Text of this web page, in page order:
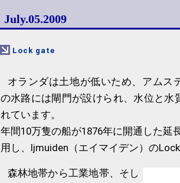
July.05.2009
Lock gate
オランダは土地が低いため、アムス
の水路には閘門が設けられ、水位と水
れています。
年間10万隻の船が1876年に開通した延
用し、Ijmuiden（エイマイデン）の
森林地帯から工業地帯、そし